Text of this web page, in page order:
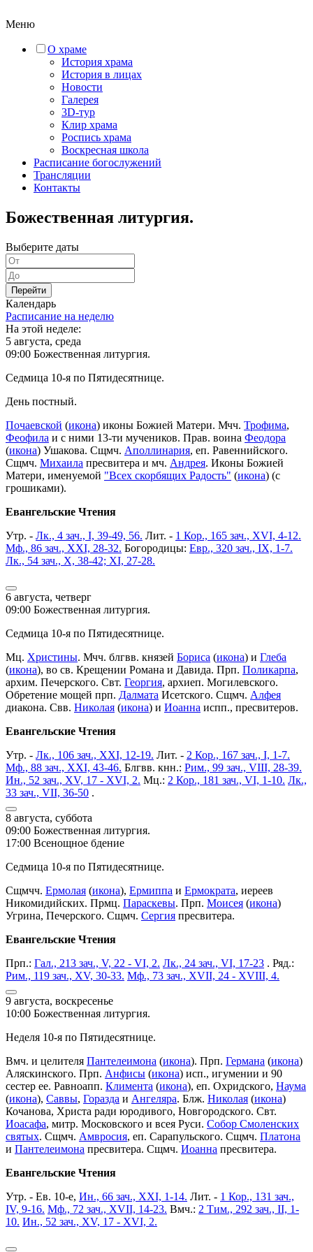
Меню
О храме
История храма
История в лицах
Новости
Галерея
3D-тур
Клир храма
Роспись храма
Воскресная школа
Расписание богослужений
Трансляции
Контакты
Божественная литургия.
Выберите даты
Перейти
Календарь
Расписание на неделю
На этой неделе:
5 августа, среда
09:00 Божественная литургия.
Седмица 10-я по Пятидесятнице.
День постный.
Почаевской (икона) иконы Божией Матери. Мчч. Трофима,
Феофила и с ними 13-ти мучеников. Прав. воина Феодора
(икона) Ушакова. Сщмч. Аполлинария, еп. Равеннийского.
Сщмч. Михаила пресвитера и мч. Андрея. Иконы Божией
Матери, именуемой "Всех скорбящих Радость" (икона) (с
грошиками).
Евангельские Чтения
Утр. - Лк., 4 зач., I, 39-49, 56. Лит. - 1 Кор., 165 зач., XVI, 4-12.
Мф., 86 зач., XXI, 28-32. Богородицы: Евр., 320 зач., IX, 1-7.
Лк., 54 зач., X, 38-42; XI, 27-28.
6 августа, четверг
09:00 Божественная литургия.
Седмица 10-я по Пятидесятнице.
Мц. Христины. Мчч. блгвв. князей Бориса (икона) и Глеба
(икона), во св. Крещении Романа и Давида. Прп. Поликарпа,
архим. Печерского. Свт. Георгия, архиеп. Могилевского.
Обретение мощей прп. Далмата Исетского. Сщмч. Алфея
диакона. Свв. Николая (икона) и Иоанна испп., пресвитеров.
Евангельские Чтения
Утр. - Лк., 106 зач., XXI, 12-19. Лит. - 2 Кор., 167 зач., I, 1-7.
Мф., 88 зач., XXI, 43-46. Блгвв. кнн.: Рим., 99 зач., VIII, 28-39.
Ин., 52 зач., XV, 17 - XVI, 2. Мц.: 2 Кор., 181 зач., VI, 1-10. Лк.,
33 зач., VII, 36-50 .
8 августа, суббота
09:00 Божественная литургия.
17:00 Всенощное бдение
Седмица 10-я по Пятидесятнице.
Сщмчч. Ермолая (икона), Ермиппа и Ермократа, иереев
Никомидийских. Прмц. Параскевы. Прп. Моисея (икона)
Угрина, Печерского. Сщмч. Сергия пресвитера.
Евангельские Чтения
Прп.: Гал., 213 зач., V, 22 - VI, 2. Лк., 24 зач., VI, 17-23 . Ряд.:
Рим., 119 зач., XV, 30-33. Мф., 73 зач., XVII, 24 - XVIII, 4.
9 августа, воскресенье
10:00 Божественная литургия.
Неделя 10-я по Пятидесятнице.
Вмч. и целителя Пантелеимона (икона). Прп. Германа (икона)
Аляскинского. Прп. Анфисы (икона) исп., игумении и 90
сестер ее. Равноапп. Климента (икона), еп. Охридского, Наума
(икона), Саввы, Горазда и Ангеляра. Блж. Николая (икона)
Кочанова, Христа ради юродивого, Новгородского. Свт.
Иоасафа, митр. Московского и всея Руси. Собор Смоленских
святых. Сщмч. Амвросия, еп. Сарапульского. Сщмч. Платона
и Пантелеимона пресвитера. Сщмч. Иоанна пресвитера.
Евангельские Чтения
Утр. - Ев. 10-е, Ин., 66 зач., XXI, 1-14. Лит. - 1 Кор., 131 зач.,
IV, 9-16. Мф., 72 зач., XVII, 14-23. Вмч.: 2 Тим., 292 зач., II, 1-
10. Ин., 52 зач., XV, 17 - XVI, 2.